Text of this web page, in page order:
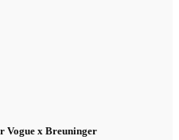
Vogue x Breuninger